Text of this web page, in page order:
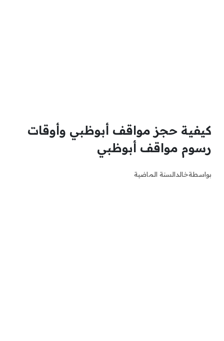
كيفية حجز مواقف أبوظبي وأوقات
رسوم مواقف أبوظبي
بواسطةخالدالسنة الماضية